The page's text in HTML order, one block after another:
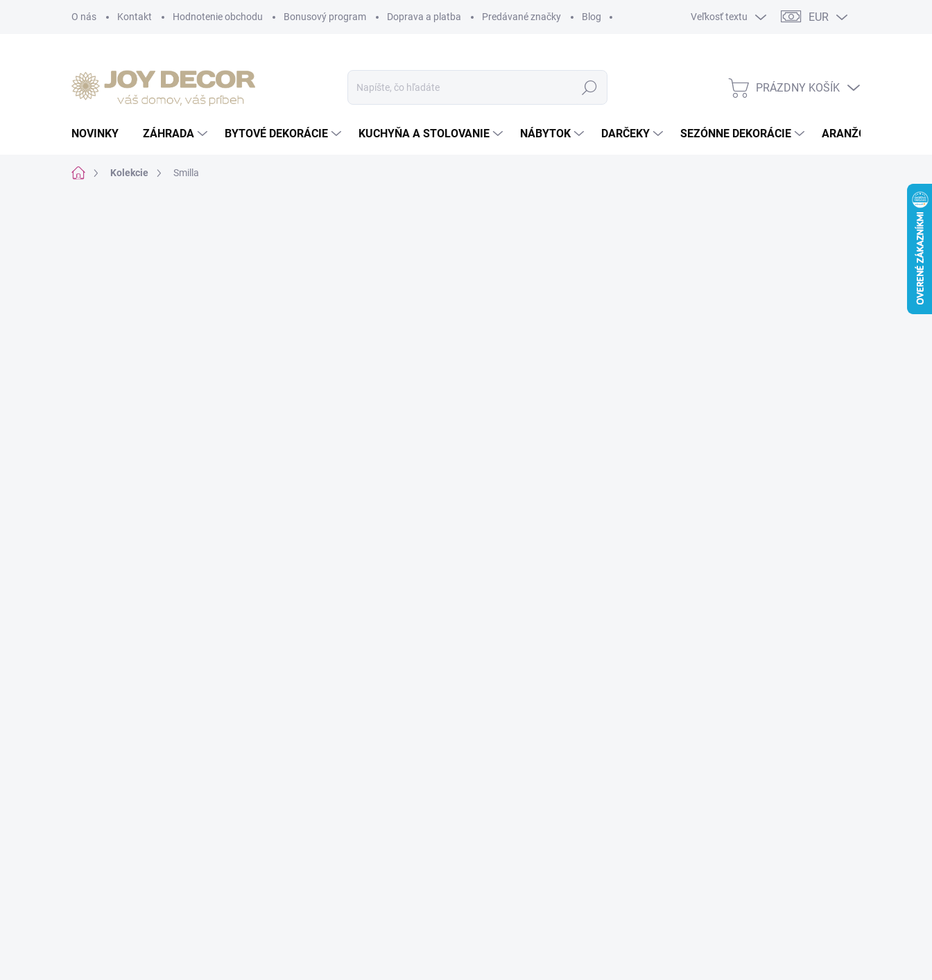
O nás Kontakt Hodnotenie obchodu Bonusový program Doprava a platba Predávané značky Blog Veľkosť textu EUR
Hľadať
NÁKUPNÝ
PRÁZDNY KOŠÍK
NOVINKY ZÁHRADA BYTOVÉ DEKORÁCIE KUCHYŇA A STOLOVANIE NÁBYTOK DARČEKY SEZÓNNE DEKORÁCIE ARANŽOVACÍ
DomovKolekcie Smilla